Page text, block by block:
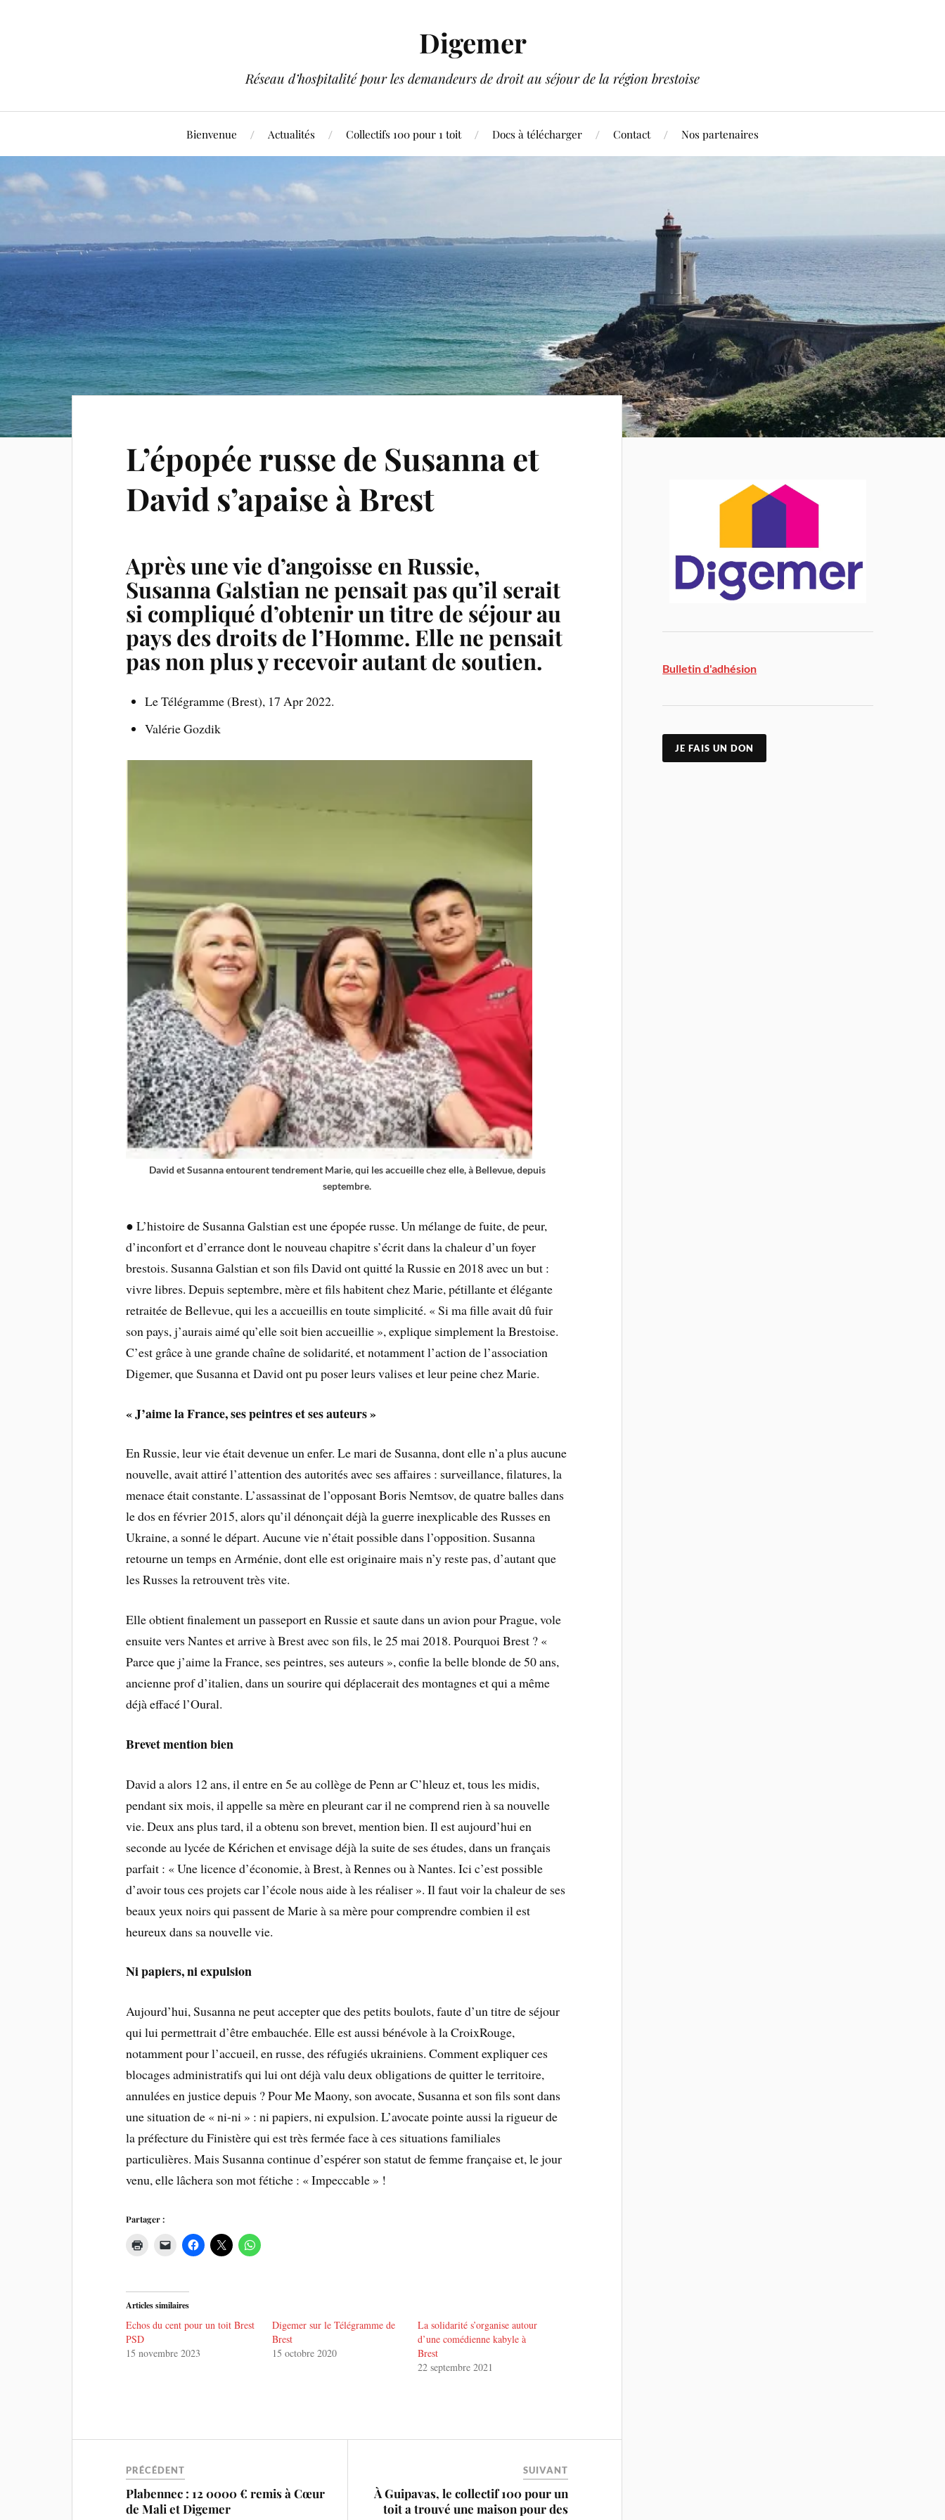
Digemer
Réseau d’hospitalité pour les demandeurs de droit au séjour de la région brestoise
Bienvenue Actualités Collectifs 100 pour 1 toit Docs à télécharger Contact Nos partenaires
L’épopée russe de Susanna et
David s’apaise à Brest
Après une vie d’angoisse en Russie,
Susanna Galstian ne pensait pas qu’il serait
si compliqué d’obtenir un titre de séjour au
pays des droits de l’Homme. Elle ne pensait
pas non plus y recevoir autant de soutien.
Le Télégramme (Brest), 17 Apr 2022.
Valérie Gozdik
David et Susanna entourent tendrement Marie, qui les accueille chez elle, à Bellevue, depuis
septembre.
● L’histoire de Susanna Galstian est une épopée russe. Un mélange de fuite, de peur,
d’inconfort et d’errance dont le nouveau chapitre s’écrit dans la chaleur d’un foyer
brestois. Susanna Galstian et son fils David ont quitté la Russie en 2018 avec un but :
vivre libres. Depuis septembre, mère et fils habitent chez Marie, pétillante et élégante
retraitée de Bellevue, qui les a accueillis en toute simplicité. « Si ma fille avait dû fuir
son pays, j’aurais aimé qu’elle soit bien accueillie », explique simplement la Brestoise.
C’est grâce à une grande chaîne de solidarité, et notamment l’action de l’association
Digemer, que Susanna et David ont pu poser leurs valises et leur peine chez Marie.
« J’aime la France, ses peintres et ses auteurs »
En Russie, leur vie était devenue un enfer. Le mari de Susanna, dont elle n’a plus aucune
nouvelle, avait attiré l’attention des autorités avec ses affaires : surveillance, filatures, la
menace était constante. L’assassinat de l’opposant Boris Nemtsov, de quatre balles dans
le dos en février 2015, alors qu’il dénonçait déjà la guerre inexplicable des Russes en
Ukraine, a sonné le départ. Aucune vie n’était possible dans l’opposition. Susanna
retourne un temps en Arménie, dont elle est originaire mais n’y reste pas, d’autant que
les Russes la retrouvent très vite.
Elle obtient finalement un passeport en Russie et saute dans un avion pour Prague, vole
ensuite vers Nantes et arrive à Brest avec son fils, le 25 mai 2018. Pourquoi Brest ? «
Parce que j’aime la France, ses peintres, ses auteurs », confie la belle blonde de 50 ans,
ancienne prof d’italien, dans un sourire qui déplacerait des montagnes et qui a même
déjà effacé l’Oural.
Brevet mention bien
David a alors 12 ans, il entre en 5e au collège de Penn ar C’hleuz et, tous les midis,
pendant six mois, il appelle sa mère en pleurant car il ne comprend rien à sa nouvelle
vie. Deux ans plus tard, il a obtenu son brevet, mention bien. Il est aujourd’hui en
seconde au lycée de Kérichen et envisage déjà la suite de ses études, dans un français
parfait : « Une licence d’économie, à Brest, à Rennes ou à Nantes. Ici c’est possible
d’avoir tous ces projets car l’école nous aide à les réaliser ». Il faut voir la chaleur de ses
beaux yeux noirs qui passent de Marie à sa mère pour comprendre combien il est
heureux dans sa nouvelle vie.
Ni papiers, ni expulsion
Aujourd’hui, Susanna ne peut accepter que des petits boulots, faute d’un titre de séjour
qui lui permettrait d’être embauchée. Elle est aussi bénévole à la CroixRouge,
notamment pour l’accueil, en russe, des réfugiés ukrainiens. Comment expliquer ces
blocages administratifs qui lui ont déjà valu deux obligations de quitter le territoire,
annulées en justice depuis ? Pour Me Maony, son avocate, Susanna et son fils sont dans
une situation de « ni-ni » : ni papiers, ni expulsion. L’avocate pointe aussi la rigueur de
la préfecture du Finistère qui est très fermée face à ces situations familiales
particulières. Mais Susanna continue d’espérer son statut de femme française et, le jour
venu, elle lâchera son mot fétiche : « Impeccable » !
Partager :
Articles similaires
Echos du cent pour un toit Brest
PSD
15 novembre 2023
Digemer sur le Télégramme de
Brest
15 octobre 2020
La solidarité s’organise autour
d’une comédienne kabyle à
Brest
22 septembre 2021
PRÉCÉDENT
Plabennec : 12 0000 € remis à Cœur
de Mali et Digemer
SUIVANT
À Guipavas, le collectif 100 pour un
toit a trouvé une maison pour des
Bulletin d'adhésion
JE FAIS UN DON